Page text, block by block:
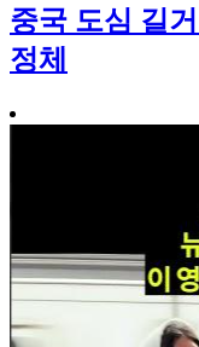
중국 도심 길
정체